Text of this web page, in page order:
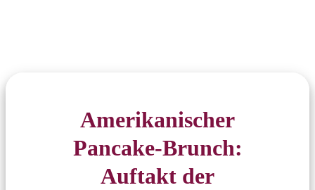
Amerikanischer
Pancake-Brunch:
Auftakt der